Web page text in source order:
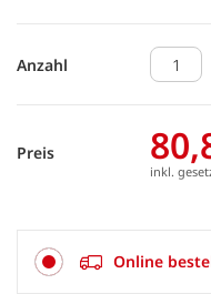
Anzahl
Preis
inkl.
Online